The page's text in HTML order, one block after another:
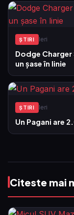
ŞTIRI Ieri
Dodge
un șase în linie
ŞTIRI Ieri
Un Pagani are
Citeste mai